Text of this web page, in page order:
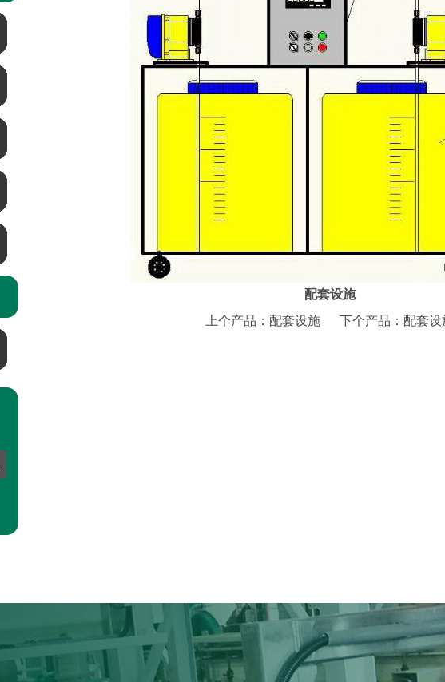
配套设施
上个产品： 配套设施 下个产品： 配套设